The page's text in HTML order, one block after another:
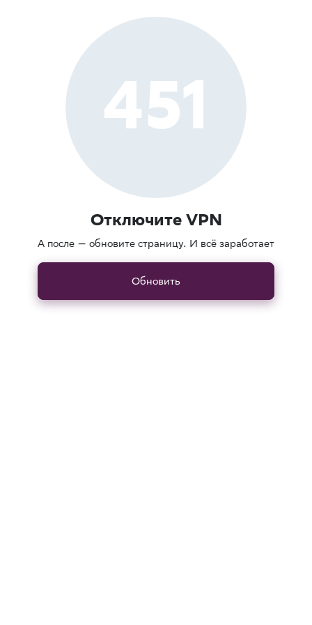
451
Отключите VPN
А после — обновите страницу. И всё заработает
Обновить